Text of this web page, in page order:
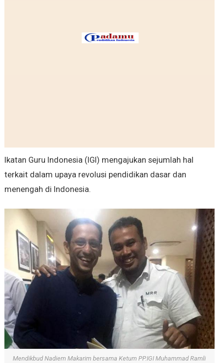
Ikatan Guru Indonesia (IGI) mengajukan sejumlah hal
terkait dalam upaya revolusi pendidikan dasar dan
menengah di Indonesia.
Mendikbud Nadiem Makarim bersama Ketum PP.IGI Muhammad Ramli